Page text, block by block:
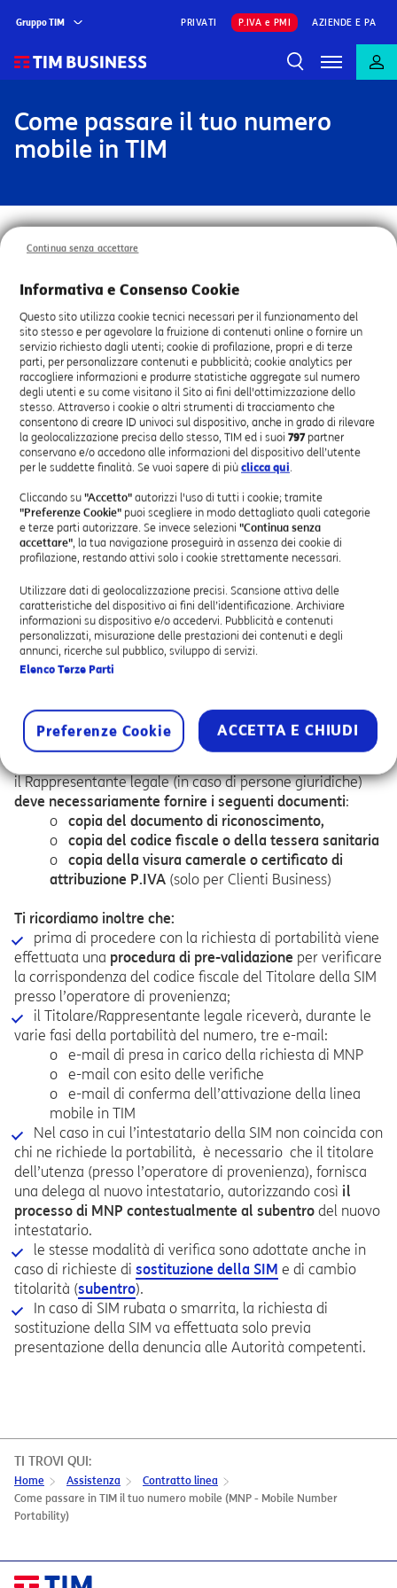
Gruppo TIM PRIVATI P.IVA e PMI AZIENDE E PA
Come passare il tuo numero
mobile in TIM
Regole per la portabilità del numero
In ottemperanza a quanto previsto dalla delibera AGCom
n. 86/21/CIR, a partire dal 14 novembre 2022, sono in
vigore le seguenti regole per la portabilità del numero
mobile (MNP) e/o per la sostituzione della SIM.
Tali regole sono introdotte con l’obiettivo di tutelarti
ancora più efficacemente dal possibile furto del tuo
numero mobile.
la richiesta di portabilità del numero mobile verso
TIM deve essere effettuata solo dal TITOLARE del
numero oggetto di portabilitàche va identificato tramite
un documento di riconoscimento in corso di validità. Tale
informazione, può essere verificata in qualsiasi momento
con il proprio operatore;
la SIM oggetto della portabilità deve essere attiva e
funzionante. Non è, quindi, possibile procedere con la
richiesta di MNP in caso di SIM guasta, smarrita o rubata.
In questi casi, prima di effettuare la richiesta, il cliente
rubata, è anche necessario produrre l’apposita denuncia
presentata presso le Autorità competenti;
il Rappresentante legale (in caso di persone giuridiche)
deve necessariamente fornire i seguenti documenti:
o copia del documento di riconoscimento,
o copia del codice fiscale o della tessera sanitaria
o copia della visura camerale o certificato di
attribuzione P.IVA (solo per Clienti Business)
Ti ricordiamo inoltre che:
prima di procedere con la richiesta di portabilità viene
effettuata una procedura di pre-validazione per verificare
la corrispondenza del codice fiscale del Titolare della SIM
presso l’operatore di provenienza;
il Titolare/Rappresentante legale riceverà, durante le
varie fasi della portabilità del numero, tre e-mail:
o e-mail di presa in carico della richiesta di MNP
o e-mail con esito delle verifiche
o e-mail di conferma dell’attivazione della linea
mobile in TIM
Nel caso in cui l’intestatario della SIM non coincida con
chi ne richiede la portabilità, è necessario che il titolare
dell’utenza (presso l’operatore di provenienza), fornisca
una delega al nuovo intestatario, autorizzando così il
processo di MNP contestualmente al subentro del nuovo
intestatario.
le stesse modalità di verifica sono adottate anche in
caso di richieste di sostituzione della SIM e di cambio
titolarità (subentro).
In caso di SIM rubata o smarrita, la richiesta di
sostituzione della SIM va effettuata solo previa
presentazione della denuncia alle Autorità competenti.
TI TROVI QUI:
Home Assistenza
Contratto linea
Come passare in TIM il tuo numero mobile (MNP - Mobile Number
Portability)
Informativa e Consenso Cookie
Questo sito utilizza cookie tecnici necessari per il funzionamento del
sito stesso e per agevolare la fruizione di contenuti online o fornire un
servizio richiesto dagli utenti; cookie di profilazione, propri e di terze
parti, per personalizzare contenuti e pubblicità; cookie analytics per
raccogliere informazioni e produrre statistiche aggregate sul numero
degli utenti e su come visitano il Sito ai fini dell'ottimizzazione dello
stesso. Attraverso i cookie o altri strumenti di tracciamento che
consentono di creare ID univoci sul dispositivo, anche in grado di rilevare
la geolocalizzazione precisa dello stesso, TIM ed i suoi 797partner
conservano e/o accedono alle informazioni del dispositivo dell’utente
per le suddette finalità. Se vuoi sapere di più clicca qui.
Cliccando su "Accetto" autorizzi l'uso di tutti i cookie; tramite
"Preferenze Cookie" puoi scegliere in modo dettagliato quali categorie
e terze parti autorizzare. Se invece selezioni "Continua senza
accettare", la tua navigazione proseguirà in assenza dei cookie di
profilazione, restando attivi solo i cookie strettamente necessari.
Utilizzare dati di geolocalizzazione precisi. Scansione attiva delle
caratteristiche del dispositivo ai fini dell’identificazione. Archiviare
informazioni su dispositivo e/o accedervi. Pubblicità e contenuti
personalizzati, misurazione delle prestazioni dei contenuti e degli
annunci, ricerche sul pubblico, sviluppo di servizi.
Elenco Terze Parti
Preferenze Cookie ACCETTA E CHIUDI
Continua senza accettare